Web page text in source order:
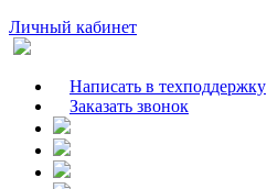
Личный кабинет
Написать в техподдержку
Заказать звонок